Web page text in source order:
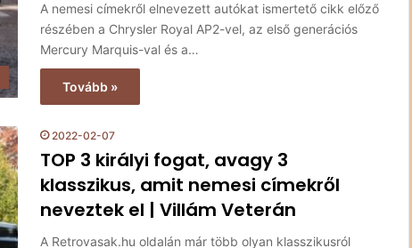
A nemesi címekről elnevezett autókat ismertető cikk előző
részében a Chrysler Royal AP2-vel, az első generációs
Mercury Marquis-val és a…
Tovább »
2022-02-07
TOP 3 királyi fogat, avagy 3
klasszikus, amit nemesi címekről
neveztek el | Villám Veterán
A Retrovasak.hu oldalán már több olyan klasszikusról